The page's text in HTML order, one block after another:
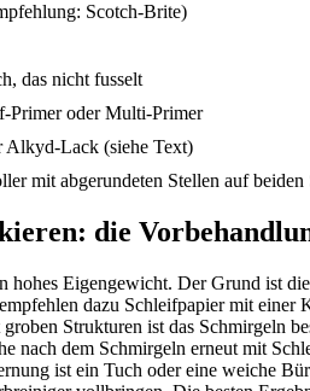
Scotch-Brite)
das nicht fusselt
Primer oder Multi-Primer
Alkyd-Lack (siehe Text)
mit abgerundeten Stellen auf beiden
die
hohes Eigengewicht. Der Grund ist
dazu Schleifpapier mit
Strukturen ist das Schmirgeln
nach dem Schmirgeln erneut mit
ist ein Tuch oder eine weiche